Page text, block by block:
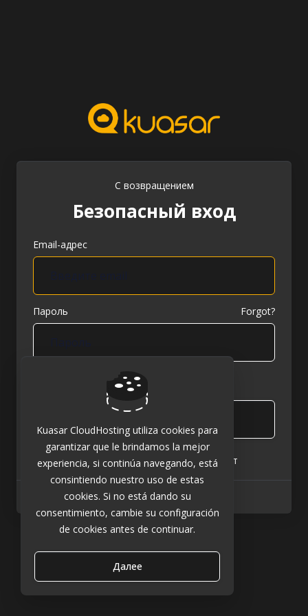
С возвращением
Безопасный вход
Email-адрес
Пароль Forgot?
Запомнить меня
Not a member yet?Создать аккаунт
Язык: Русский
Kuasar CloudHosting utiliza cookies para
garantizar que le brindamos la mejor
experiencia, si continúa navegando, está
consintiendo nuestro uso de estas
cookies. Si no está dando su
consentimiento, cambie su configuración
de cookies antes de continuar.
Далее